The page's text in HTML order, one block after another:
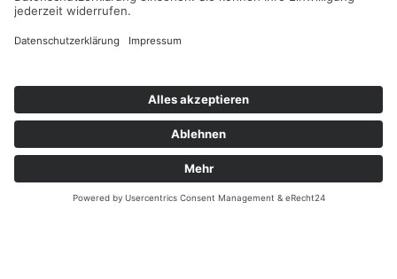
Verwaltung
Vertrag widerrufen